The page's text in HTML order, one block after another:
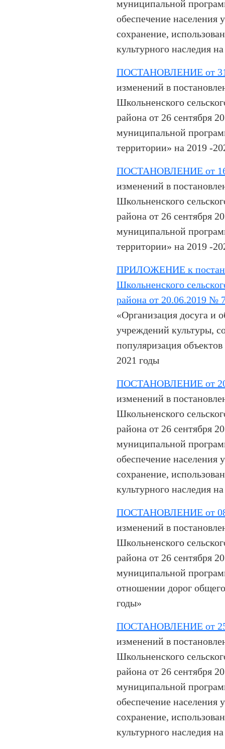
муниципальной
обеспечение населения
сохранение,
культурного наследия
ПОСТАНОВЛЕНИЕ от
изменений в
Школьненского
района от 26 сентября
муниципальной
территории» на 2019 -
ПОСТАНОВЛЕНИЕ от
изменений в
Школьненского
района от 26 сентября
муниципальной
территории» на 2019 -
ПРИЛОЖЕНИЕ к
Школьненского
района от 20.06.2019 №
«Организация досуга и
учреждений культуры,
популяризация
2021 годы
ПОСТАНОВЛЕНИЕ от
изменений в
Школьненского
района от 26 сентября
муниципальной
обеспечение населения
сохранение,
культурного наследия
ПОСТАНОВЛЕНИЕ от
изменений в
Школьненского
района от 26 сентября
муниципальной
отношении дорог
годы»
ПОСТАНОВЛЕНИЕ от
изменений в
Школьненского
района от 26 сентября
муниципальной
обеспечение населения
сохранение,
культурного наследия